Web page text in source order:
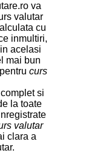
va
valutar
cu
inmultiri,
acelasi
mai bun
curs
si
la toate
valutar
clara a